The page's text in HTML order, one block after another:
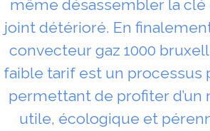
même désassembler la
joint détérioré. En
convecteur gaz 1000
faible tarif est un processus
permettant de profiter d’un
utile, écologique et